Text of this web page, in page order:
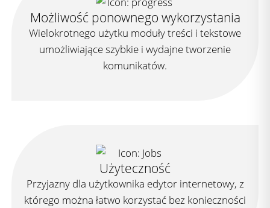
Możliwość ponownego wykorzystania
Wielokrotnego użytku moduły treści i tekstowe
umożliwiające szybkie i wydajne tworzenie
komunikatów.
Użyteczność
Przyjazny dla użytkownika edytor internetowy, z
którego można łatwo korzystać bez konieczności